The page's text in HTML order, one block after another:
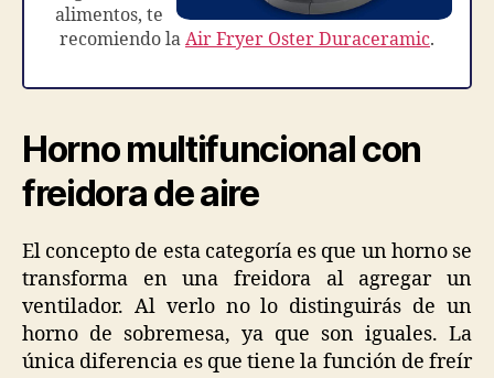
alimentos, te
recomiendo la Air Fryer Oster Duraceramic.
Horno multifuncional con
freidora de aire
El concepto de esta categoría es que un horno se
transforma en una freidora al agregar un
ventilador. Al verlo no lo distinguirás de un
horno de sobremesa, ya que son iguales. La
única diferencia es que tiene la función de freír